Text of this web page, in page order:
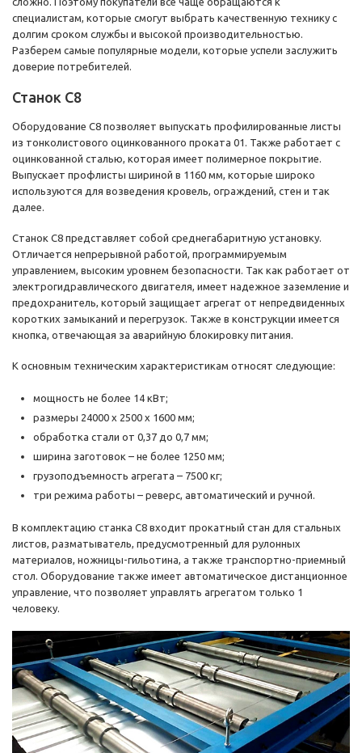
специалистам, которые смогут выбрать качественную технику с
долгим сроком службы и высокой производительностью.
Разберем самые популярные модели, которые успели заслужить
доверие потребителей.
Станок С8
Оборудование С8 позволяет выпускать профилированные листы
из тонколистового оцинкованного проката 01. Также работает с
оцинкованной сталью, которая имеет полимерное покрытие.
Выпускает профлисты шириной в 1160 мм, которые широко
используются для возведения кровель, ограждений, стен и так
далее.
Станок С8 представляет собой среднегабаритную установку.
Отличается непрерывной работой, программируемым
управлением, высоким уровнем безопасности. Так как работает от
электрогидравлического двигателя, имеет надежное заземление и
предохранитель, который защищает агрегат от непредвиденных
коротких замыканий и перегрузок. Также в конструкции имеется
кнопка, отвечающая за аварийную блокировку питания.
К основным техническим характеристикам относят следующие:
мощность не более 14 кВт;
размеры 24000 х 2500 х 1600 мм;
обработка стали от 0,37 до 0,7 мм;
ширина заготовок – не более 1250 мм;
грузоподъемность агрегата – 7500 кг;
три режима работы – реверс, автоматический и ручной.
В комплектацию станка С8 входит прокатный стан для стальных
листов, разматыватель, предусмотренный для рулонных
материалов, ножницы-гильотина, а также транспортно-приемный
стол. Оборудование также имеет автоматическое дистанционное
управление, что позволяет управлять агрегатом только 1
человеку.